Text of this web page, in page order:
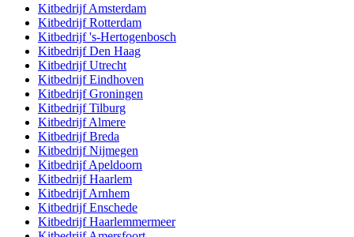
KitbedrijfAmsterdam
KitbedrijfRotterdam
Kitbedrijf's-Hertogenbosch
KitbedrijfDen Haag
KitbedrijfUtrecht
KitbedrijfEindhoven
KitbedrijfGroningen
KitbedrijfTilburg
KitbedrijfAlmere
KitbedrijfBreda
KitbedrijfNijmegen
KitbedrijfApeldoorn
KitbedrijfHaarlem
KitbedrijfArnhem
KitbedrijfEnschede
KitbedrijfHaarlemmermeer